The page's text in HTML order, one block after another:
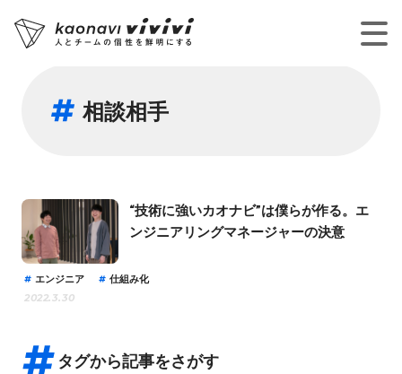
相談相手
“技術に強いカオナビ”は僕らが作る。エ
ンジニアリングマネージャーの決意
エンジニア
仕組み化
2022.3.30
タグから記事をさがす